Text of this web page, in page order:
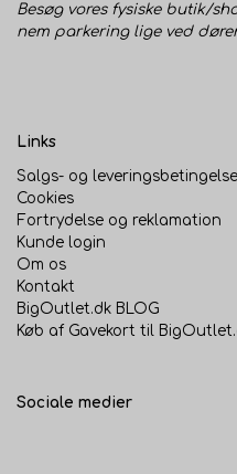
Besøg vores fysiske butik/
nem parkering lige ved
Links
Salgs- og
Cookies
Fortrydelse og reklamation
Kunde login
Om os
Kontakt
BigOutlet.dk BLOG
Køb af Gavekort til
Sociale medier